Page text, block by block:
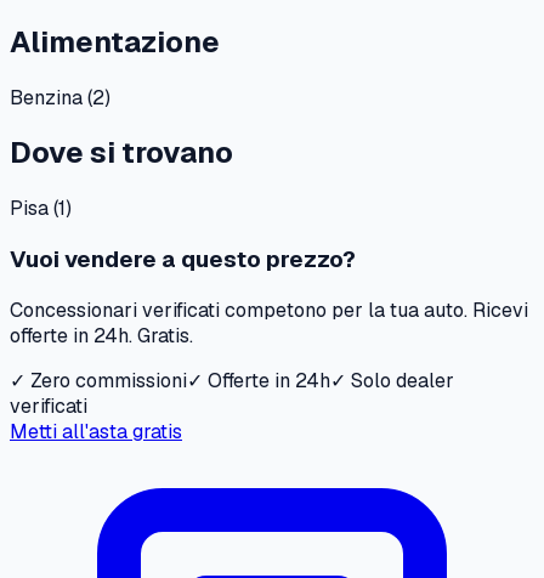
Alimentazione
Benzina(2)
Dove si trovano
Pisa(1)
Vuoi vendere a questo prezzo?
Concessionari verificati competono per la tua auto. Ricevi
offerte in 24h. Gratis.
✓ Zero commissioni✓ Offerte in 24h✓ Solo dealer
verificati
Metti all'asta gratis